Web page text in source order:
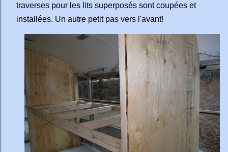
traverses pour les lits superposés sont coupées et
installées. Un autre petit pas vers l'avant!